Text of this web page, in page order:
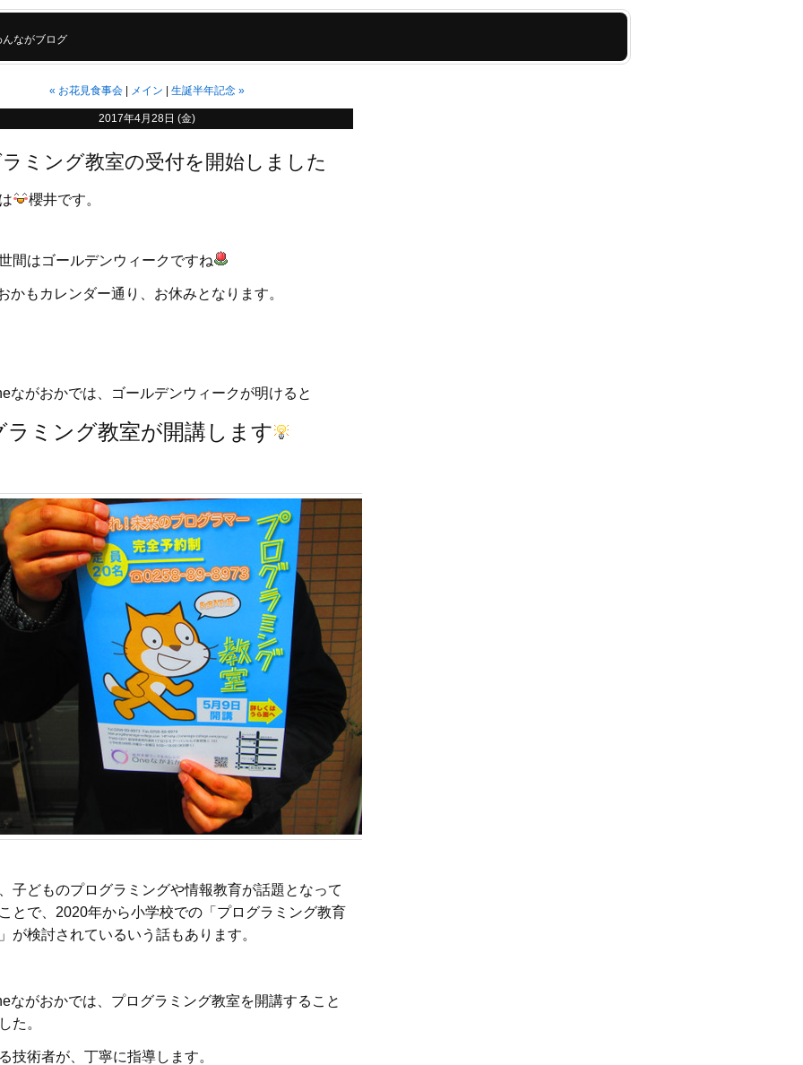
んながブログ
« お花見食事会 メイン 生誕半年記念 »
2017年4月28日 (金)
ミング教室の受付を開始しました
櫻井です。
間はゴールデンウィークですね
かもカレンダー通り、お休みとなります。
ながおかでは、ゴールデンウィークが明けると
ラミング教室が開講します
子どものプログラミングや情報教育が話題となって
とで、2020年から小学校での「プログラミング教育
が検討されているいう話もあります。
ながおかでは、プログラミング教室を開講すること
た。
技術者が、丁寧に指導します。